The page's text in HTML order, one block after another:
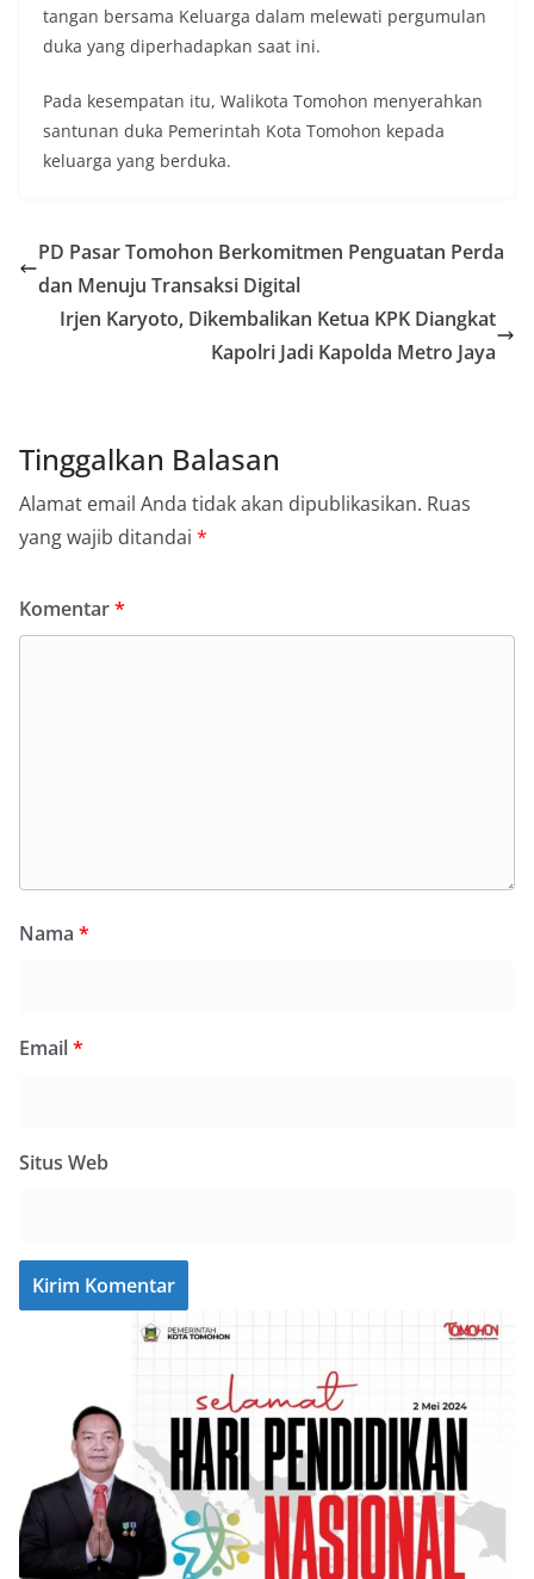
tangan bersama Keluarga dalam melewati pergumulan
duka yang diperhadapkan saat ini.
Pada kesempatan itu, Walikota Tomohon menyerahkan
santunan duka Pemerintah Kota Tomohon kepada
keluarga yang berduka.
PD Pasar Tomohon Berkomitmen Penguatan Perda
dan Menuju Transaksi Digital
Irjen Karyoto, Dikembalikan Ketua KPK Diangkat
Kapolri Jadi Kapolda Metro Jaya
Tinggalkan Balasan
Alamat email Anda tidak akan dipublikasikan. Ruas
yang wajib ditandai *
Komentar*
Nama *
Email*
Situs Web